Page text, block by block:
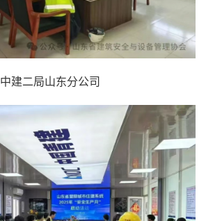
中建二局山东分公司